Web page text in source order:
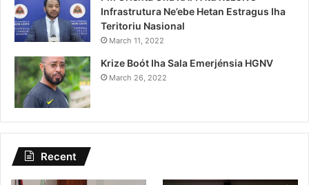
Infrastrutura Ne’ebe Hetan Estragus Iha
Teritoriu Nasional
March 11, 2022
Krize Boót Iha Sala Emerjénsia HGNV
March 26, 2022
Recent